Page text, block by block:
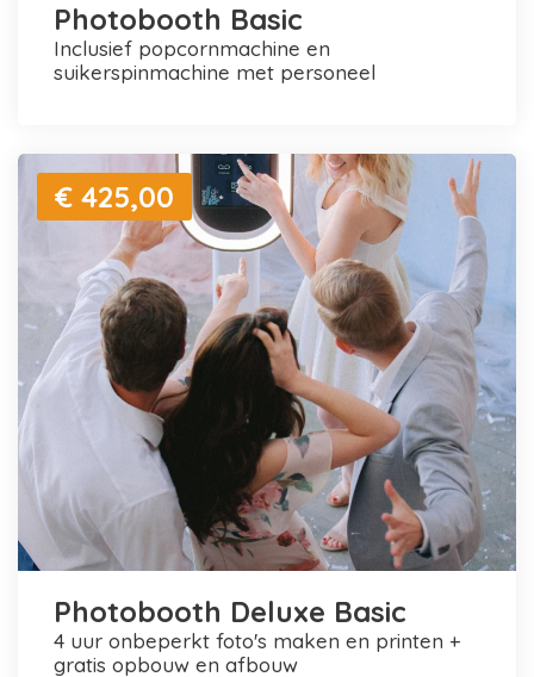
Photobooth Basic
inclusief popcornmachine en
suikerspinmachine met personeel
€ 425,00
Photobooth Deluxe Basic
4 uur onbeperkt foto's maken en printen +
gratis opbouw en afbouw